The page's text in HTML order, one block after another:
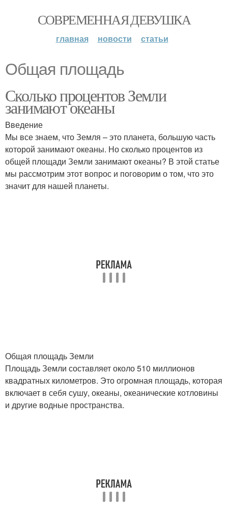
СОВРЕМЕННАЯ ДЕВУШКА
главная новости статьи
Общая площадь
Сколько процентов Земли
занимают океаны
Введение
Мы все знаем, что Земля – это планета, большую часть
которой занимают океаны. Но сколько процентов из
общей площади Земли занимают океаны? В этой статье
мы рассмотрим этот вопрос и поговорим о том, что это
значит для нашей планеты.
Общая площадь Земли
Площадь Земли составляет около 510 миллионов
квадратных километров. Это огромная площадь, которая
включает в себя сушу, океаны, океанические котловины
и другие водные пространства.